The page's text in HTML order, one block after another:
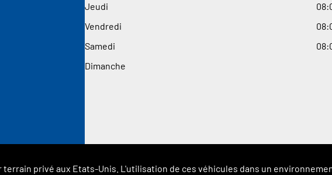
Jeudi
08:
Vendredi
08:
Samedi
08:
Dimanche
privé aux Etats-Unis. L'utilisation de ces véhicules dans un